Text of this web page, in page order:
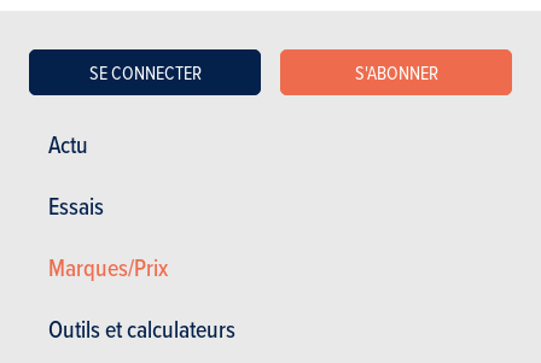
Actu
Essais
Marques/Prix
Outils et calculateurs
SE CONNECTER S'ABONNER